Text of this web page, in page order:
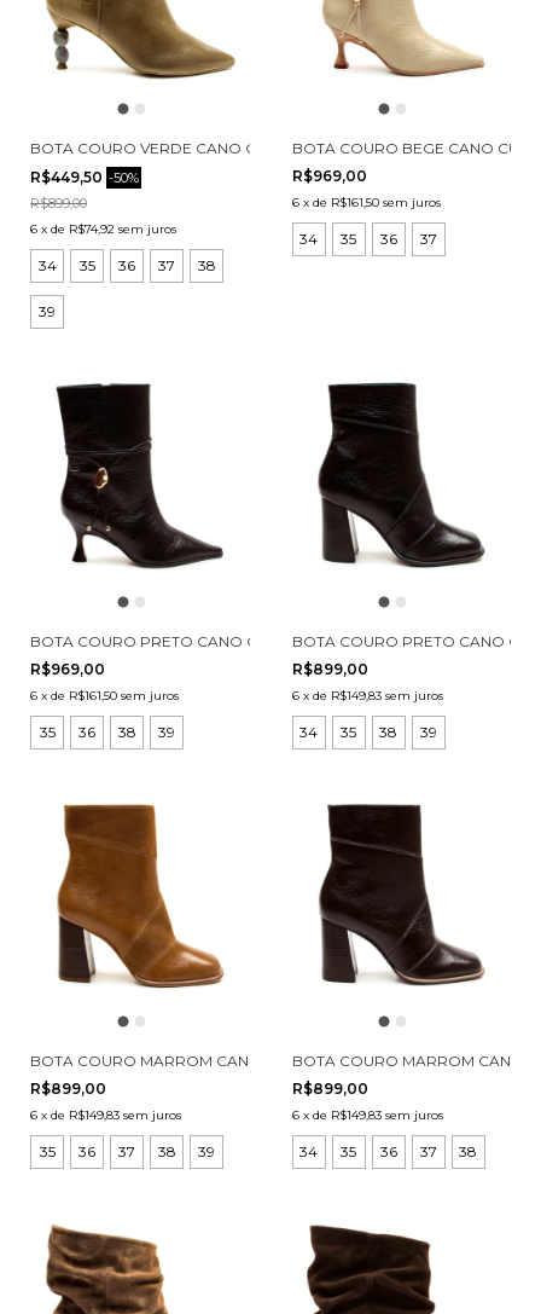
BOTA COURO VERDE CANO CURTO CECCONELLO 2935002-2
R$449,50 -50%
R$899,00
6 x de R$74,92 sem juros
34 35 36 37 38
39
BOTA COURO BEGE CANO
R$969,00
6 x de R$161,50 sem juros
34 35 36 37
BOTA COURO PRETO CANO CURTO CECCONELLO 2905004-3
R$969,00
6 x de R$161,50 sem juros
35 36 38 39
BOTA COURO PRETO CANO
R$899,00
6 x de R$149,83 sem juros
34 35 38 39
BOTA COURO MARROM CANO CURTO CECCONELLO 2924002-1
R$899,00
6 x de R$149,83 sem juros
35 36 37 38 39
BOTA COURO MARROM CANO
R$899,00
6 x de R$149,83 sem juros
34 35 36 37 38